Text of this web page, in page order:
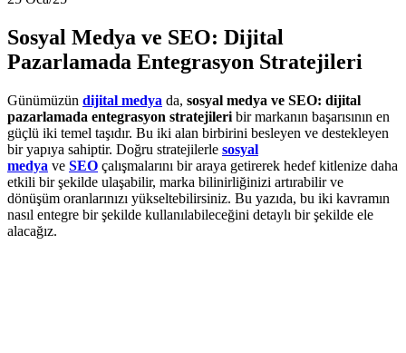
Sosyal Medya ve SEO: Dijital
Pazarlamada Entegrasyon Stratejileri
Günümüzün dijital medya da, sosyal medya ve SEO: dijital
pazarlamada entegrasyon stratejileri bir markanın başarısının en
güçlü iki temel taşıdır. Bu iki alan birbirini besleyen ve destekleyen
bir yapıya sahiptir. Doğru stratejilerle sosyal
medya ve SEO çalışmalarını bir araya getirerek hedef kitlenize daha
etkili bir şekilde ulaşabilir, marka bilinirliğinizi artırabilir ve
dönüşüm oranlarınızı yükseltebilirsiniz. Bu yazıda, bu iki kavramın
nasıl entegre bir şekilde kullanılabileceğini detaylı bir şekilde ele
alacağız.